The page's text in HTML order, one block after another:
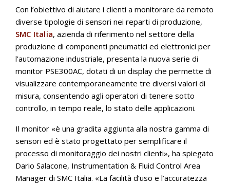
Con l’obiettivo di aiutare i clienti a monitorare da remoto
diverse tipologie di sensori nei reparti di produzione,
SMC Italia, azienda di riferimento nel settore della
produzione di componenti pneumatici ed elettronici per
l’automazione industriale, presenta la nuova serie di
monitor PSE300AC, dotati di un display che permette di
visualizzare contemporaneamente tre diversi valori di
misura, consentendo agli operatori di tenere sotto
controllo, in tempo reale, lo stato delle applicazioni.
Il monitor «è una gradita aggiunta alla nostra gamma di
sensori ed è stato progettato per semplificare il
processo di monitoraggio dei nostri clienti», ha spiegato
Dario Salacone, Instrumentation & Fluid Control Area
Manager di SMC Italia. «La facilità d’uso e l’accuratezza